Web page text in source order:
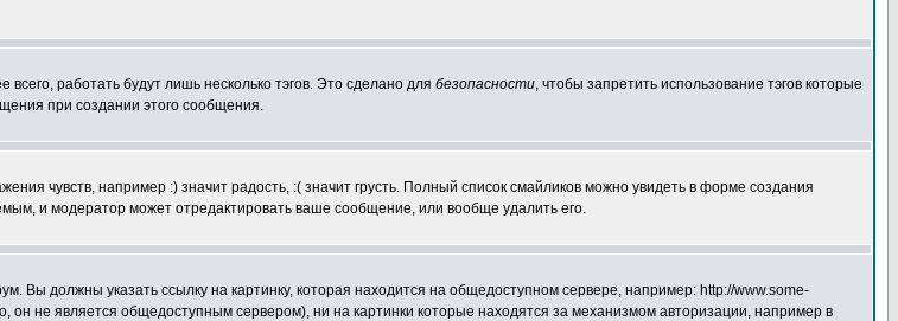
работать будут лишь несколько тэгов. Это сделано для безопасности, чтобы запретить использование тэгов которые
при создании этого сообщения.
чувств, например :) значит радость, :( значит грусть. Полный список смайликов можно увидеть в форме создания
и модератор может отредактировать ваше сообщение, или вообще удалить его.
Вы должны указать ссылку на картинку, которая находится на общедоступном сервере, например: http://www.some-
не является общедоступным сервером), ни на картинки которые находятся за механизмом авторизации, например в